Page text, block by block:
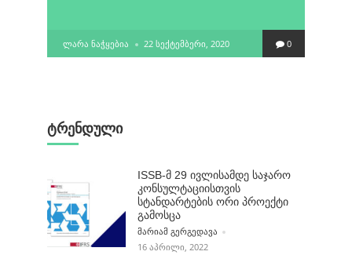
POSTED
BY
ᲚᲐᲠᲐ ᲜᲐᲭᲧᲔᲑᲘᲐ 22 ᲡᲔᲥᲢᲔᲛᲑᲔᲠᲘ, 2020 0
ტრენდული
ISSB-მ 29 ივლისამდე საჯარო
კონსულტაციისთვის
სტანდარტების ორი პროექტი
გამოსცა
POSTED BY
ᲛᲐᲠᲘᲐᲛ ᲒᲔᲠᲒᲔᲓᲐᲕᲐ
16 ᲐᲞᲠᲘᲚᲘ, 2022